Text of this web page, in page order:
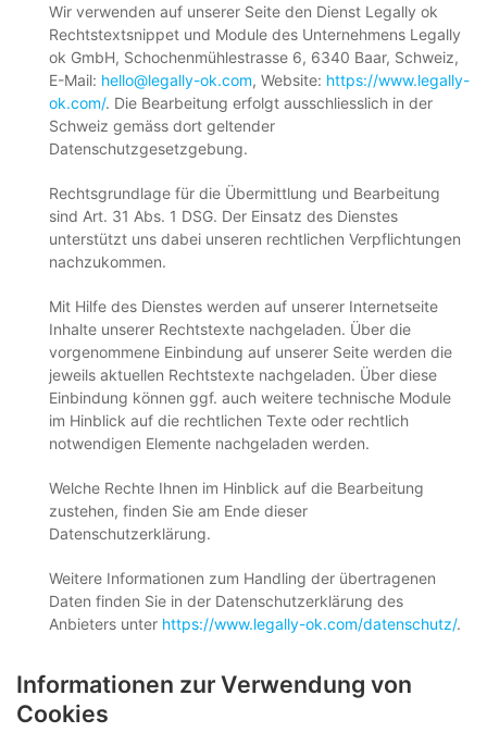
Wir verwenden auf unserer Seite den Dienst Legally ok
Rechtstextsnippet und Module des Unternehmens Legally
ok GmbH, Schochenmühlestrasse 6, 6340 Baar, Schweiz,
E-Mail: hello@legally-ok.com, Website: https://www.legally-
ok.com/. Die Bearbeitung erfolgt ausschliesslich in der
Schweiz gemäss dort geltender
Datenschutzgesetzgebung.
Rechtsgrundlage für die Übermittlung und Bearbeitung
sind Art. 31 Abs. 1 DSG. Der Einsatz des Dienstes
unterstützt uns dabei unseren rechtlichen Verpflichtungen
nachzukommen.
Mit Hilfe des Dienstes werden auf unserer Internetseite
Inhalte unserer Rechtstexte nachgeladen. Über die
vorgenommene Einbindung auf unserer Seite werden die
jeweils aktuellen Rechtstexte nachgeladen. Über diese
Einbindung können ggf. auch weitere technische Module
im Hinblick auf die rechtlichen Texte oder rechtlich
notwendigen Elemente nachgeladen werden.
Welche Rechte Ihnen im Hinblick auf die Bearbeitung
zustehen, finden Sie am Ende dieser
Datenschutzerklärung.
Weitere Informationen zum Handling der übertragenen
Daten finden Sie in der Datenschutzerklärung des
Anbieters unter https://www.legally-ok.com/datenschutz/.
Informationen zur Verwendung von
Cookies